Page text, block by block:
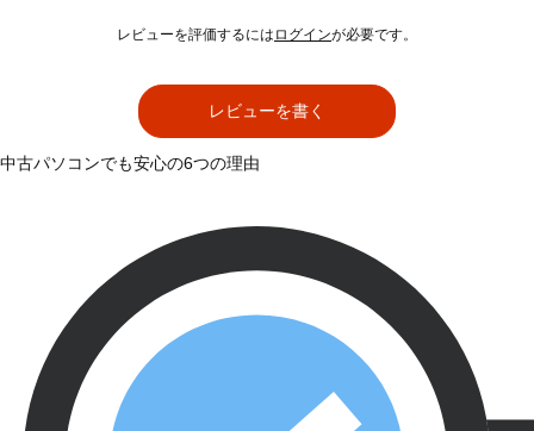
レビューを評価するには ログインが必要です。
レビューを書く
中古パソコンでも安心の6つの理由